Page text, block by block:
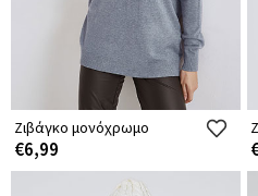
Ζιβάγκο μονόχρωμο
€6,99